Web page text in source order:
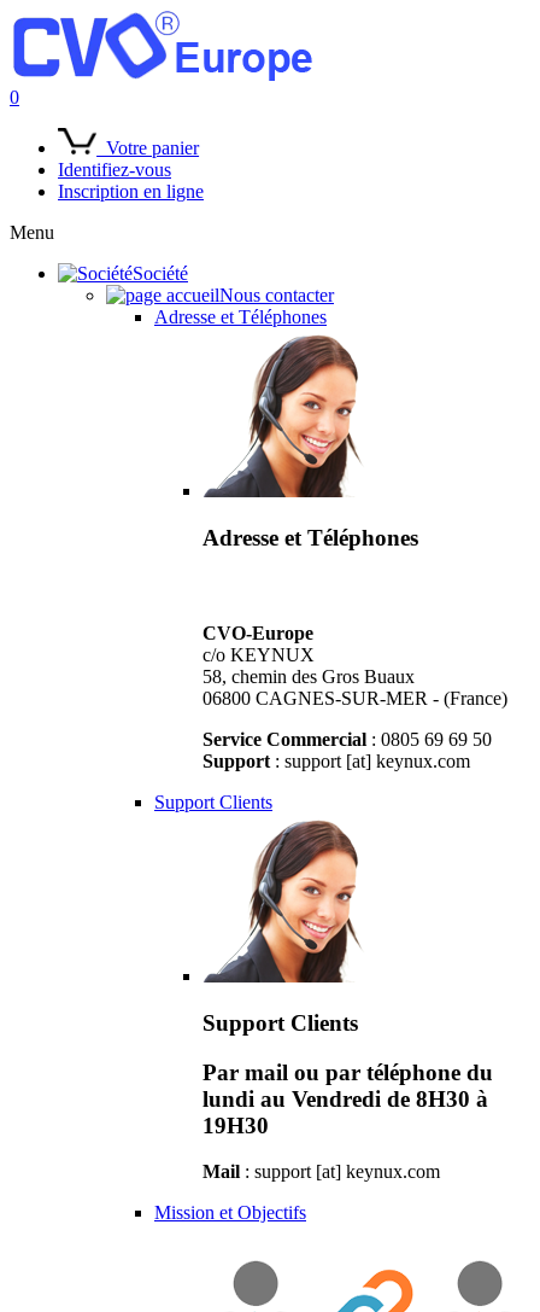
0
Votre panier
Identifiez-vous
Inscription en ligne
Menu
Société
Nous contacter
Adresse et Téléphones
Adresse et Téléphones
CVO-Europe
c/o KEYNUX
58, chemin des Gros Buaux
06800 CAGNES-SUR-MER - (France)
Service Commercial : 0805 69 69 50
Support : support [at] keynux.com
Support Clients
Support Clients
Par mail ou par téléphone du
lundi au Vendredi de 8H30 à
19H30
Mail : support [at] keynux.com
Mission et Objectifs